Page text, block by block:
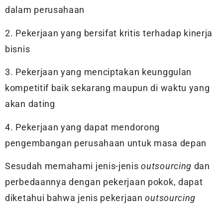
dalam perusahaan
2. Pekerjaan yang bersifat kritis terhadap kinerja
bisnis
3. Pekerjaan yang menciptakan keunggulan
kompetitif baik sekarang maupun di waktu yang
akan dating
4. Pekerjaan yang dapat mendorong
pengembangan perusahaan untuk masa depan
Sesudah memahami jenis-jenisoutsourcing dan
perbedaannya dengan pekerjaan pokok, dapat
diketahui bahwa jenis pekerjaanoutsourcing